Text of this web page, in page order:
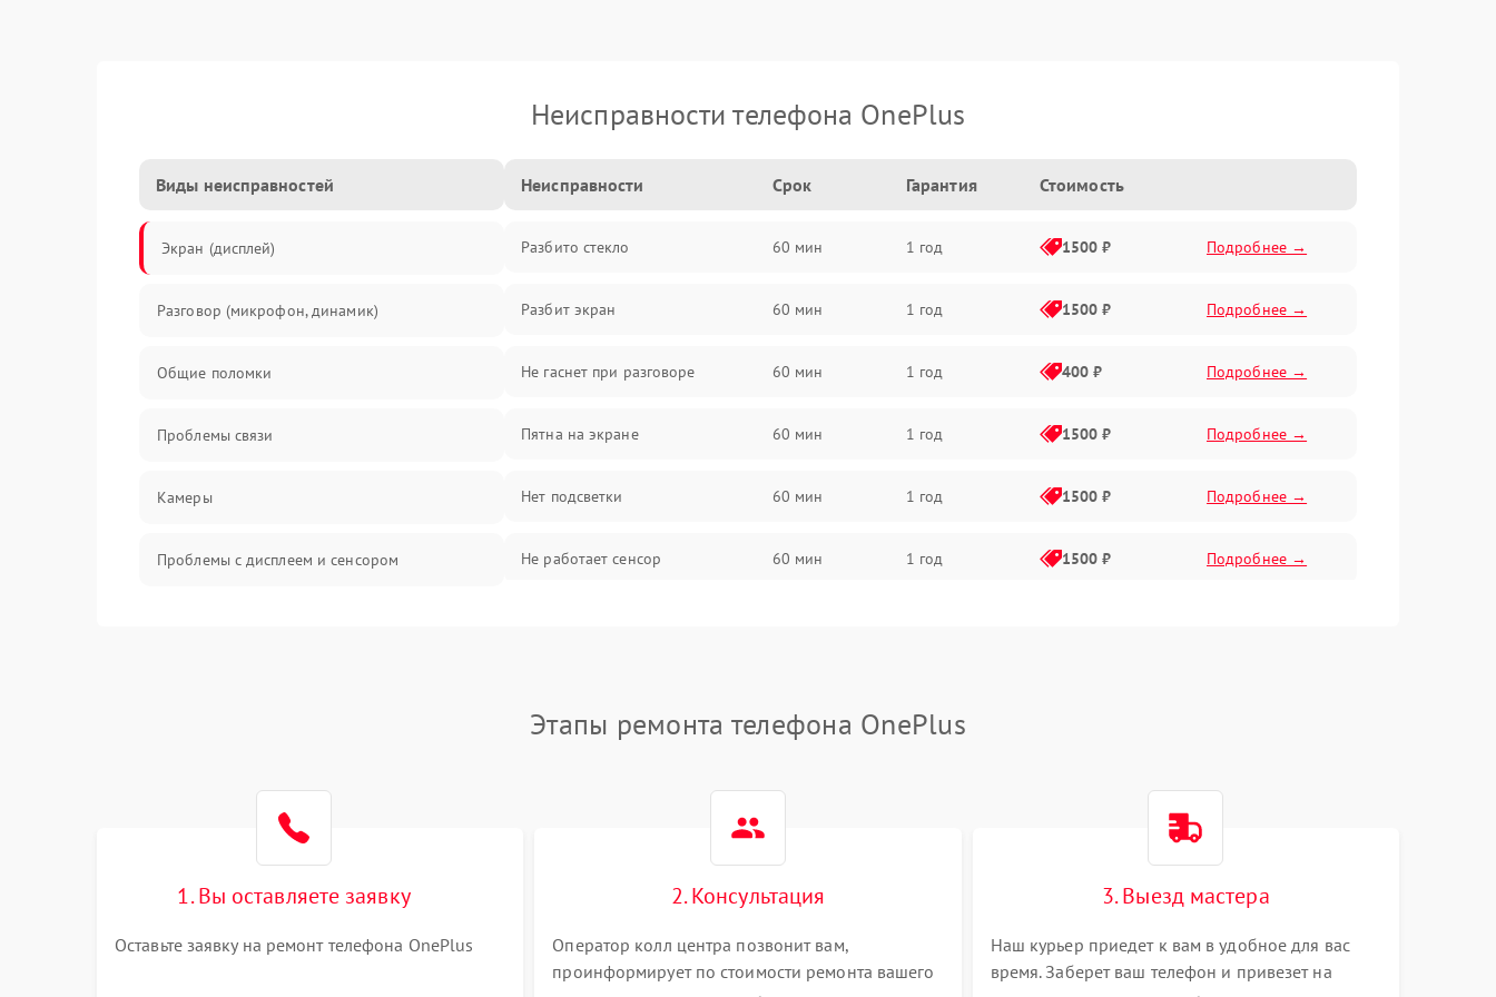
Неисправности телефона OnePlus
Виды неисправностей
Экран (дисплей)
Разговор (микрофон, динамик)
Общие поломки
Проблемы связи
Камеры
Проблемы с дисплеем и сенсором
Неисправности Срок Гарантия Стоимость
Разбито стекло 60 мин 1 год 1500 ₽ Подробнее →
Разбит экран 60 мин 1 год 1500 ₽ Подробнее →
Не гаснет при разговоре 60 мин 1 год 400 ₽ Подробнее →
Пятна на экране 60 мин 1 год 1500 ₽ Подробнее →
Нет подсветки 60 мин 1 год 1500 ₽ Подробнее →
Не работает сенсор 60 мин 1 год 1500 ₽ Подробнее →
Не работает Face ID 60 мин
Этапы ремонта телефона OnePlus
1. Вы оставляете заявку
Оставьте заявку на ремонт телефона OnePlus
2. Консультация
Оператор колл центра позвонит вам,
проинформирует по стоимости ремонта вашего
3. Выезд мастера
Наш курьер приедет к вам в удобное для вас
время. Заберет ваш телефон и привезет на